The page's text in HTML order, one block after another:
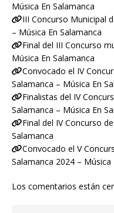
Música En Salamanca
III Concurso Municipal
– Música En Salamanca
Final del III Concurso
Música En Salamanca
Convocado el IV
Salamanca – Música En
Finalistas del IV
Salamanca – Música En
Final del IV Concurso
Salamanca
Convocado el V
Salamanca 2024 – Música
Los comentarios están